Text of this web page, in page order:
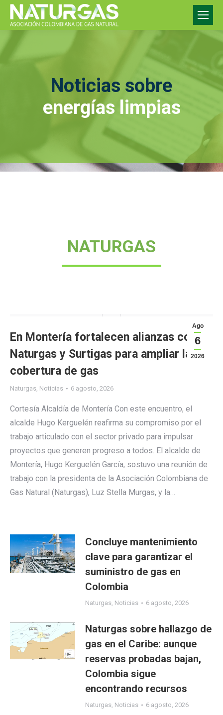
Noticias sobre
energías limpias
NATURGAS
Ago
6
2026
En Montería fortalecen alianzas con
Naturgas y Surtigas para ampliar la
cobertura de gas
Naturgas, Noticias 6 agosto, 2026
Cortesía Alcaldía de Montería Con este encuentro, el
alcalde Hugo Kerguelén reafirma su compromiso por el
trabajo articulado con el sector privado para impulsar
proyectos que generen progreso a todos. El alcalde de
Montería, Hugo Kerguelén García, sostuvo una reunión de
trabajo con la presidenta de la Asociación Colombiana de
Gas Natural (Naturgas), Luz Stella Murgas, y la…
Concluye mantenimiento
clave para garantizar el
suministro de gas en
Colombia
Naturgas, Noticias 6 agosto, 2026
Naturgas sobre hallazgo de
gas en el Caribe: aunque
reservas probadas bajan,
Colombia sigue
encontrando recursos
Naturgas, Noticias 6 agosto, 2026